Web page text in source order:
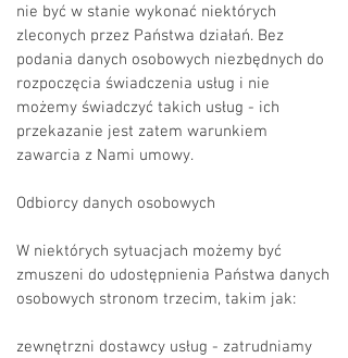
nie być w stanie wykonać niektórych
zleconych przez Państwa działań. Bez
podania danych osobowych niezbędnych do
rozpoczęcia świadczenia usług i nie
możemy świadczyć takich usług - ich
przekazanie jest zatem warunkiem
zawarcia z Nami umowy.
Odbiorcy danych osobowych
W niektórych sytuacjach możemy być
zmuszeni do udostępnienia Państwa danych
osobowych stronom trzecim, takim jak:
zewnętrzni dostawcy usług - zatrudniamy